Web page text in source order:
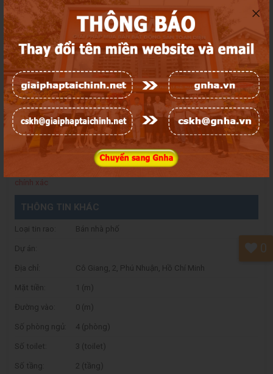
3.8 Tỷ
THÔNG TIN LIÊN HỆ
Chi nhánh:
Điện thoại:
Email:
Khách hàng liên hệ đến Công Ty bằng mã tin để có thêm thông tin
chính xác
THÔNG TIN KHÁC
Loại tin rao: Bán nhà phố
Dự án:
Địa chỉ: Cô Giang, 2, Phú Nhuận, Hồ Chí Minh
Mặt tiền: 1 (m)
Đường vào: 0 (m)
Số phòng ngủ: 4 (phòng)
Số toilet: 3 (toilet)
Số tầng: 2 (tầng)
0